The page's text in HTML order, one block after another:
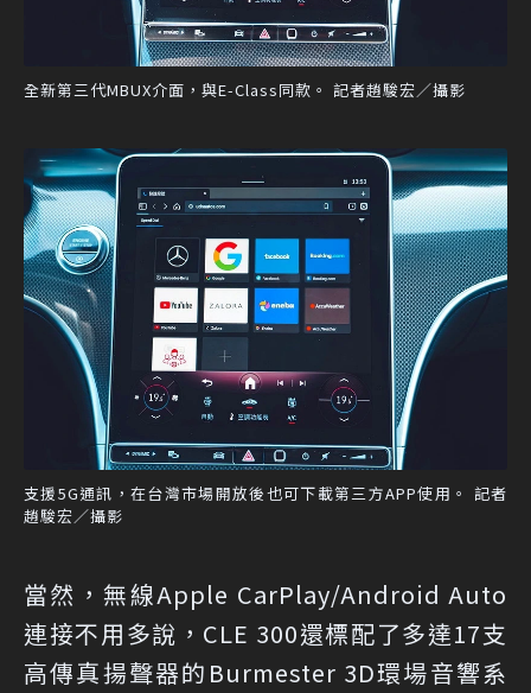
全新第三代MBUX介面，與E-Class同款。 記者趙駿宏／攝影
支援5G通訊，在台灣市場開放後也可下載第三方APP使用。 記者
趙駿宏／攝影
當然，無線Apple CarPlay/Android Auto
連接不用多說，CLE 300還標配了多達17支
高傳真揚聲器的Burmester 3D環場音響系